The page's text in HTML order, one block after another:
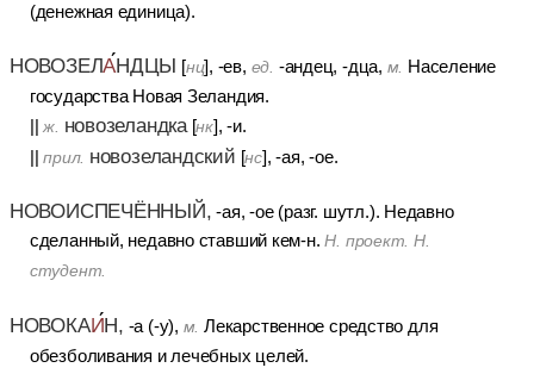
(денежная единица).
НОВОЗЕЛАНДЦЫ [нц], -ев, ед. -андец, -дца, м. Население
государства Новая Зеландия.
||ж. новозеландка[нк], -и.
||прил. новозеландский [нс], -ая, -ое.
НОВОИСПЕЧЁННЫЙ, -ая, -ое (разг. шутл.). Недавно
сделанный, недавно ставший кем-н.Н. проект. Н.
студент.
НОВОКАИН, -а (-у), м. Лекарственное средство для
обезболивания и лечебных целей.